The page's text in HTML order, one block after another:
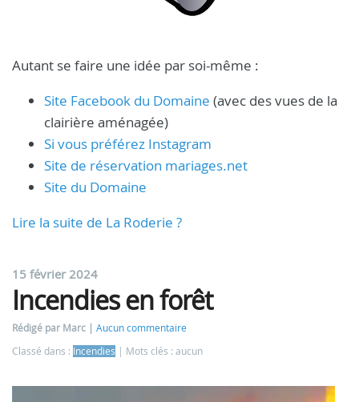
Autant se faire une idée par soi-même :
Site Facebook du Domaine (avec des vues de la
clairière aménagée)
Si vous préférez Instagram
Site de réservation mariages.net
Site du Domaine
Lire la suite de La Roderie ?
15 février 2024
Incendies en forêt
Rédigé par Marc
Aucun commentaire
Classé dans : Incendies Mots clés : aucun